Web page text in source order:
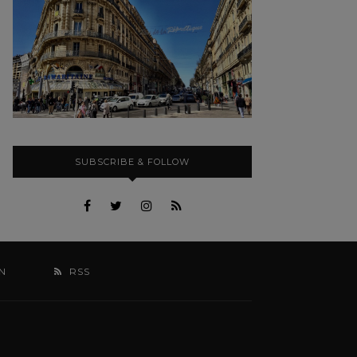
SUBSCRIBE & FOLLOW
RSS